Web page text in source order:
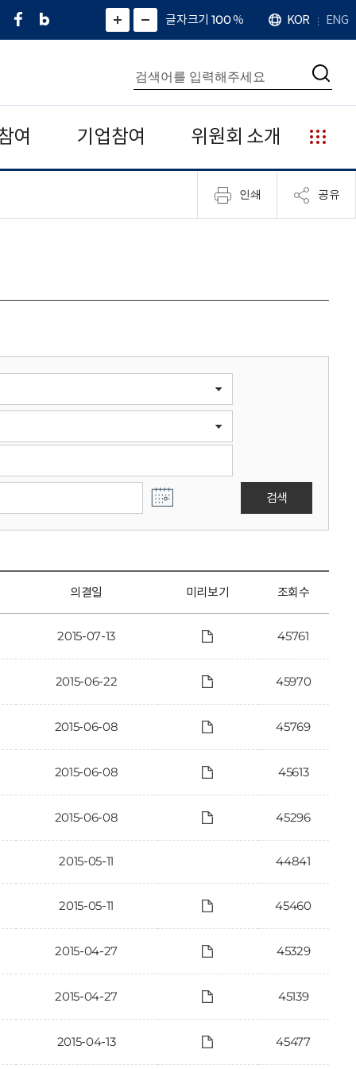
페
네
그
)
화
면
면
소
확
대
치
글자크기 100%
언
어
KOR ENG
통
합
검
색
검
여 기업참여 위원회 소개
누
리
집
안
인쇄 공유
검색
의결일 미리보기 조회수
2015-07-13 45761
2015-06-22 45970
2015-06-08 45769
2015-06-08 45613
2015-06-08 45296
2015-05-11 44841
2015-05-11 45460
2015-04-27 45329
2015-04-27 45139
2015-04-13 45477